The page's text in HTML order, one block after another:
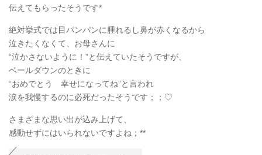
伝えてもらったそうです*
絶対挙式では目パンパンに腫れるし鼻が赤くなるから
泣きたくなくて、お母さんに
“泣かさないように！”と伝えていたそうですが、
ベールダウンのときに
“おめでとう 幸せになってね”と言われ
涙を我慢するのに必死だったそうです；；♡
さまざまな思い出が込み上げて、
感動せずにはいられないですよね；**